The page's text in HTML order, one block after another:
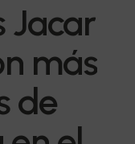
Jacar
más
de